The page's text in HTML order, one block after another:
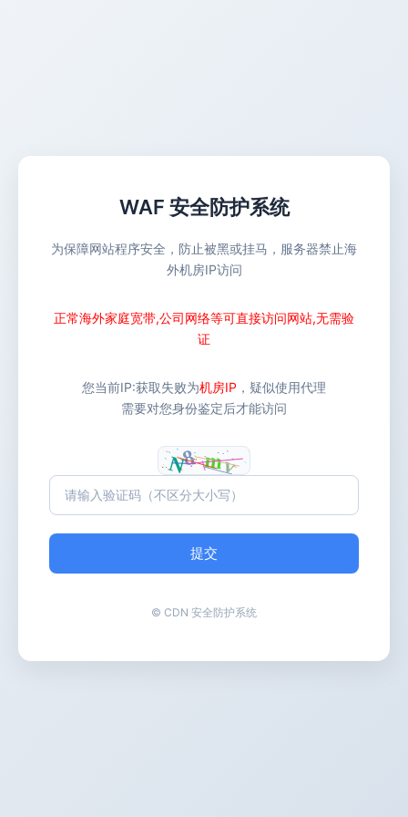
WAF 安全防护系统
为保障网站程序安全，防止被黑或挂马，服务器禁止海
外机房IP访问
正常海外家庭宽带,公司网络等可直接访问网站,无需验
证
您当前IP:获取失败为机房IP ，疑似使用代理
需要对您身份鉴定后才能访问
提交
© CDN 安全防护系统